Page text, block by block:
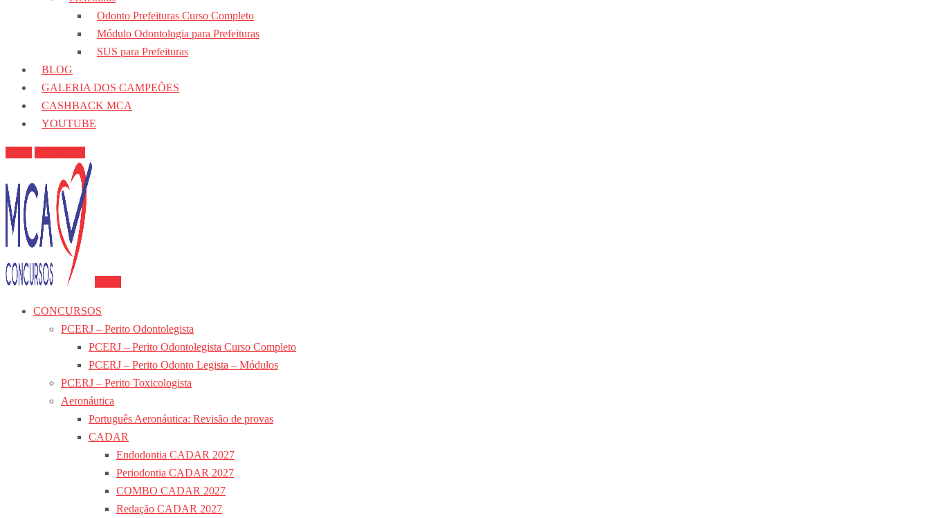
Odonto Prefeituras Curso Completo
Módulo Odontologia para Prefeituras
SUS para Prefeituras
BLOG
GALERIA DOS CAMPEÕES
CASHBACK MCA
YOUTUBE
CONCURSOS
PCERJ – Perito Odontolegista
PCERJ – Perito Odontolegista Curso Completo
PCERJ – Perito Odonto Legista – Módulos
PCERJ – Perito Toxicologista
Aeronáutica
Português Aeronáutica: Revisão de provas
CADAR
Endodontia CADAR 2027
Periodontia CADAR 2027
COMBO CADAR 2027
Redação CADAR 2027